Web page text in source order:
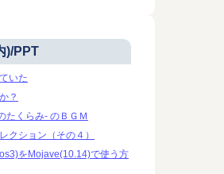
)/PPT
いた
？
たくらみ- のＢＧＭ
クション（その４）
をMojave(10.14)で使う方